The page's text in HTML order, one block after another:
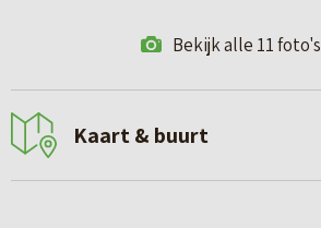
Bekijk alle 11 foto's
Kaart & buurt